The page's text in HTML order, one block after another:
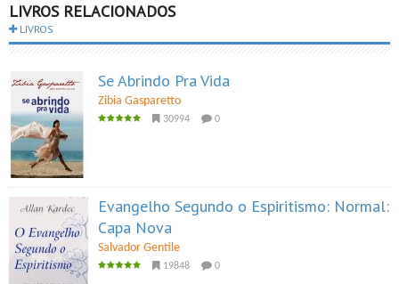
LIVROS RELACIONADOS
LIVROS
Se Abrindo Pra Vida
Zibia Gasparetto
30994 0
Evangelho Segundo o Espiritismo: Normal:
Capa Nova
Salvador Gentile
19848 0